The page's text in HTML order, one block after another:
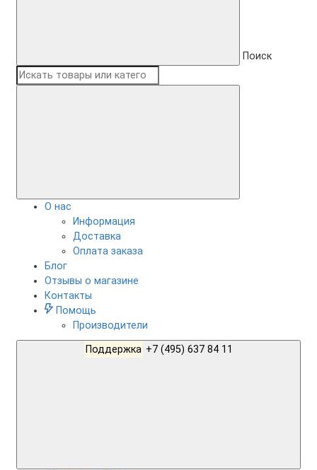
Поиск
О нас
Информация
Доставка
Оплата заказа
Блог
Отзывы о магазине
Контакты
Помощь
Производители
Поддержка